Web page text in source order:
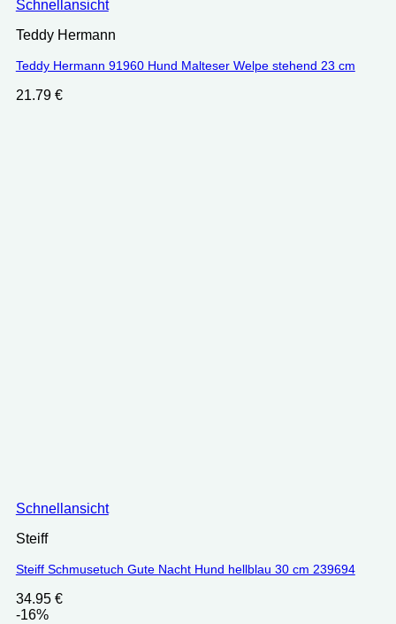
Schnellansicht
Teddy Hermann
Teddy Hermann 91960 Hund Malteser Welpe stehend 23 cm
21.79 €
Schnellansicht
Steiff
Steiff Schmusetuch Gute Nacht Hund hellblau 30 cm 239694
34.95 €
-16%